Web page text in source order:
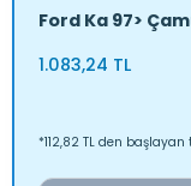
Ford Ka 97>
1.083,24 TL
*112,82 TL den